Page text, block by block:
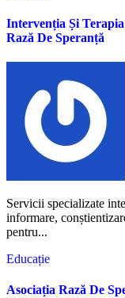
Intervenția Și
Rază De Speranță
Servicii specializate integrate de sănătate mintală (evaluare,
informare,
pentru...
Educație
Asociația Rază De